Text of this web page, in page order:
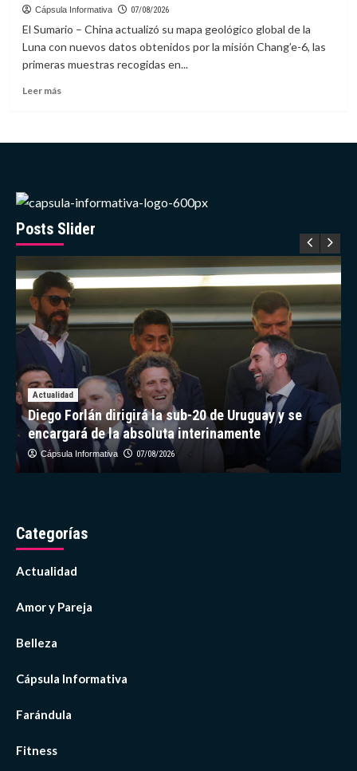
candidatura
Caracas
para
los
2030
Cápsula Informativa 07/08/2026
El Sumario – China actualizó su mapa geológico global de la
Luna con nuevos datos obtenidos por la misión Chang’e-6, las
primeras muestras recogidas en...
Leer másLeer
la
Luna
nuevos
datos
de
misión
Chang’e-
6
Posts Slider
Actualidad
Diego Forlán dirigirá la sub-20 de Uruguay y se
encargará de la absoluta interinamente
Cápsula Informativa 07/08/2026
Categorías
Actualidad
Amor y Pareja
Belleza
Cápsula Informativa
Farándula
Fitness